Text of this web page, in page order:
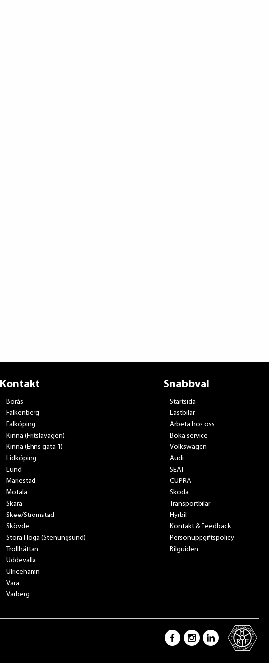
Kontakt
Borås
Falkenberg
Falköping
Kinna (Fritslavägen)
Kinna (Ehns gata 1)
Lidköping
Lund
Mariestad
Motala
Skara
Skee/Strömstad
Skövde
Stora Höga (Stenungsund)
Trollhättan
Uddevalla
Ulricehamn
Vara
Varberg
Snabbval
Startsida
Lastbilar
Arbeta hos oss
Boka service
Volkswagen
Audi
SEAT
CUPRA
Skoda
Transportbilar
Hyrbil
Kontakt & Feedback
Personuppgiftspolicy
Bilguiden